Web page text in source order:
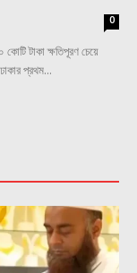
0
টাকা ক্ষতিপূরণ চেয়ে
প্রথম...